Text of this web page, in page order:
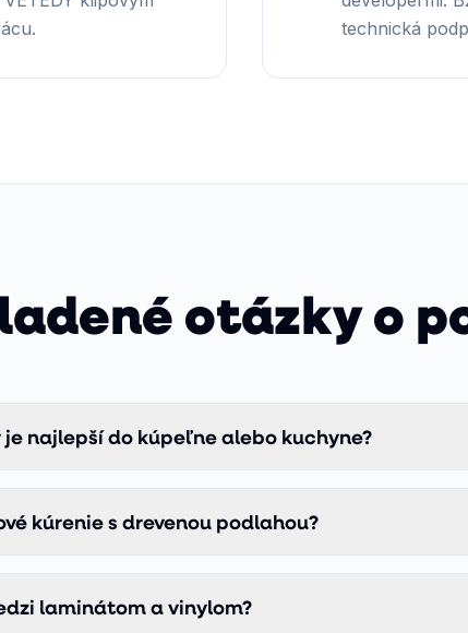
technická
otázky o
najlepší do kúpeľne alebo kuchyne?
podlaha COREtec. Je 100 % vodoodolná, znesie
ako pravé drevo. Klasické drevo aj laminát do
zničí HDF nosič.
kúrenie s drevenou podlahou?
Tenšie (10–13 mm) drevené parkety HARO sú
kúrenie. Hrubé masívne dosky alebo niektoré
funguje kompozitný vinyl COREtec, ktorý má
laminátom a vinylom?